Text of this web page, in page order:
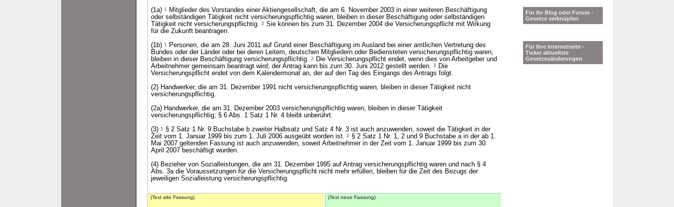
(1a) 1
Mitglieder des Vorstandes einer Aktiengesellschaft, die am 6. November 2003 in einer weiteren Beschäftigung
oder selbständigen Tätigkeit nicht versicherungspflichtig waren, bleiben in dieser Beschäftigung oder selbständigen
Tätigkeit nicht versicherungspflichtig. 2 Sie können bis zum 31. Dezember 2004 die Versicherungspflicht mit Wirkung
für die Zukunft beantragen.
(1b) 1
Personen, die am 28. Juni 2011 auf Grund einer Beschäftigung im Ausland bei einer amtlichen Vertretung des
Bundes oder der Länder oder bei deren Leitern, deutschen Mitgliedern oder Bediensteten versicherungspflichtig waren,
bleiben in dieser Beschäftigung versicherungspflichtig. 2
Die Versicherungspflicht endet, wenn dies von Arbeitgeber und
Arbeitnehmer gemeinsam beantragt wird; der Antrag kann bis zum 30. Juni 2012 gestellt werden. 3
Die
Versicherungspflicht endet von dem Kalendermonat an, der auf den Tag des Eingangs des Antrags folgt.
(2) Handwerker, die am 31. Dezember 1991 nicht versicherungspflichtig waren, bleiben in dieser Tätigkeit nicht
versicherungspflichtig.
(2a) Handwerker, die am 31. Dezember 2003 versicherungspflichtig waren, bleiben in dieser Tätigkeit
versicherungspflichtig; § 6 Abs. 1 Satz 1 Nr. 4 bleibt unberührt.
(3) 1
§ 2 Satz 1 Nr. 9 Buchstabe b zweiter Halbsatz und Satz 4 Nr. 3 ist auch anzuwenden, soweit die Tätigkeit in der
Zeit vom 1. Januar 1999 bis zum 1. Juli 2006 ausgeübt worden ist. 2 § 2 Satz 1 Nr. 1, 2 und 9 Buchstabe a in der ab 1.
Mai 2007 geltenden Fassung ist auch anzuwenden, soweit Arbeitnehmer in der Zeit vom 1. Januar 1999 bis zum 30.
April 2007 beschäftigt wurden.
(4) Bezieher von Sozialleistungen, die am 31. Dezember 1995 auf Antrag versicherungspflichtig waren und nach § 4
Abs. 3a die Voraussetzungen für die Versicherungspflicht nicht mehr erfüllen, bleiben für die Zeit des Bezugs der
jeweiligen Sozialleistung versicherungspflichtig.
(Text alte Fassung) (Text neue Fassung)
Für Ihr Blog oder Forum -
Gesetze verknüpfen
Für Ihre Internetseite -
Ticker aktuellste
Gesetzesänderungen